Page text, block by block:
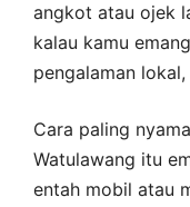
angkot atau ojek
kalau kamu
pengalaman
Cara paling
Watulawang itu
entah mobil atau